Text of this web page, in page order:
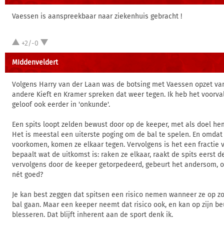
Vaessen is aanspreekbaar naar ziekenhuis gebracht !
+2/-0
MIddenveldert
Volgens Harry van der Laan was de botsing met Vaessen opzet
andere Kieft en Kramer spreken dat weer tegen. Ik heb het
geloof ook eerder in 'onkunde'.
Een spits loopt zelden bewust door op de keeper, met als doel
Het is meestal een uiterste poging om de bal te spelen. En
voorkomen, komen ze elkaar tegen. Vervolgens is het een fractie
bepaalt wat de uitkomst is: raken ze elkaar, raakt de spits eerst
vervolgens door de keeper getorpedeerd, gebeurt het andersom,
nét goed?
Je kan best zeggen dat spitsen een risico nemen wanneer ze op
bal gaan. Maar een keeper neemt dat risico ook, en kan op zijn
blesseren. Dat blijft inherent aan de sport denk ik.